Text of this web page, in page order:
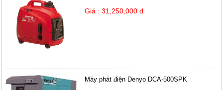
Giá : 31,250,000 đ
Máy phát điện Denyo DCA-500SPK